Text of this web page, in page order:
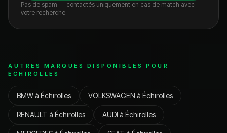
Pas de spam — contactés uniquement en cas de match avec
votre recherche.
AUTRES MARQUES DISPONIBLES POUR
ÉCHIROLLES
BMWà Échirolles VOLKSWAGEN à Échirolles
RENAULT à Échirolles AUDI à Échirolles